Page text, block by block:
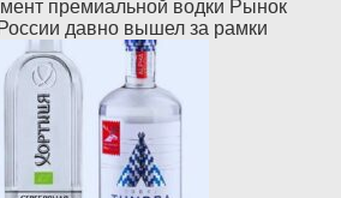
премиальной водки Рынок
давно вышел за рамки